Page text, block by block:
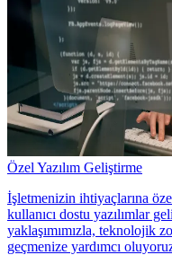
Özel Yazılım Geliştirme
İşletmenizin ihtiyaçlarına
kullanıcı dostu yazılımlar
yaklaşımımızla, teknolojik
geçmenize yardımcı